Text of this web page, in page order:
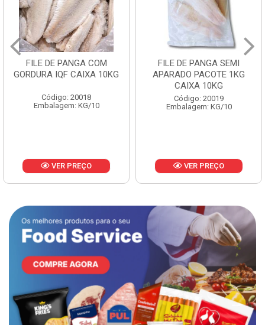
FILE DE PANGA SEMI
APARADO PACOTE 1KG
Código: 20019
Embalagem: KG/10
VER PREÇO
POLACA
PESCAMARES
CX10KG
Código: 20161
Embalagem: KG/10
VER PREÇO